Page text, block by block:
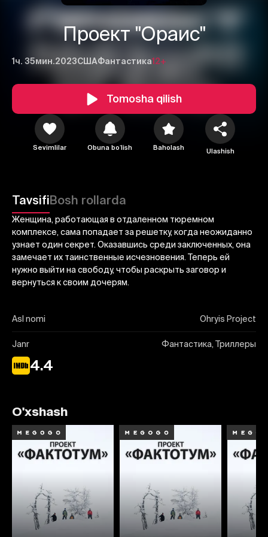
Проект "Ораис"
1ч. 35мин.2023СШАФантастика12+
Tomosha qilish
Sevimlilar Obuna boʻlish Baholash Ulashish
TavsifiBosh rollarda
Женщина, работающая в отдаленном тюремном
комплексе, сама попадает за решетку, когда неожиданно
узнает один секрет. Оказавшись среди заключенных, она
замечает их таинственные исчезновения. Теперь ей
нужно выйти на свободу, чтобы раскрыть заговор и
вернуться к своим дочерям.
Asl nomi Ohryis Project
Janr Фантастика, Триллеры
4.4
1 2
Yuborish
O'xshash